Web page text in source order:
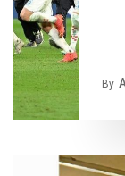
By